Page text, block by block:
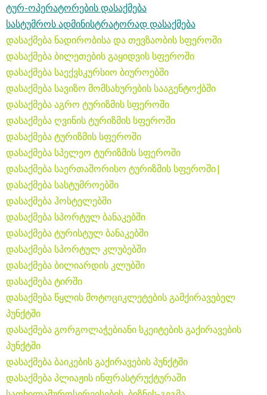
ტურ-ოპერატორების დასაქმება
სასტუმროს ადმინისტრატორად დასაქმება
დასაქმება ნადირობისა და თევზაობის სფეროში
დასაქმება ბილეთების გაყიდვის სფეროში
დასაქმება საექვსკურსიო ბიუროებში
დასაქმება სავიზო მომსახურების სააგენტოქბში
დასაქმება აგრო ტურიზმის სფეროში
დასაქმება ღვინის ტურიზმის სფეროში
დასაქმება ტურიზმის სფეროში
დასაქმება სპელეო ტურიზმის სფეროში
დასაქმება საერთაშორისო ტურიზმის სფეროში|
დასაქმება სასტუმროებში
დასაქმება ჰოსტელებში
დასაქმება სპორტულ ბანაკებში
დასაქმება ტურისტულ ბანაკებში
დასაქმება სპორტულ კლუბებში
დასაქმება ბილიარდის კლუბში
დასაქმება ტირში
დასაქმება წყლის მოტოციკლეტების გამქირავებელ
პუნქტში
დასაქმება გორგოლაჭებიანი სკეიტების გაქირავების
პუნქტში
დასაქმება ბაიკების გაქირავების პუნქტში
დასაქმება პლიაჟის ინფრასტრუქტურაში